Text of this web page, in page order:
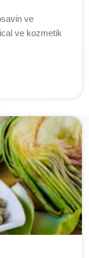
ve
ve kozmetik